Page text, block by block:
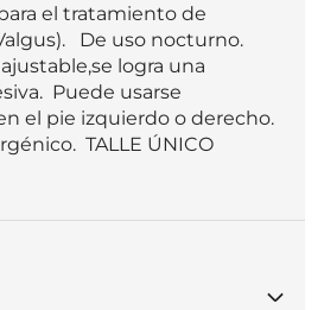
el tratamiento de
De uso nocturno.
logra una
Puede usarse
el pie izquierdo o derecho.
TALLE ÚNICO